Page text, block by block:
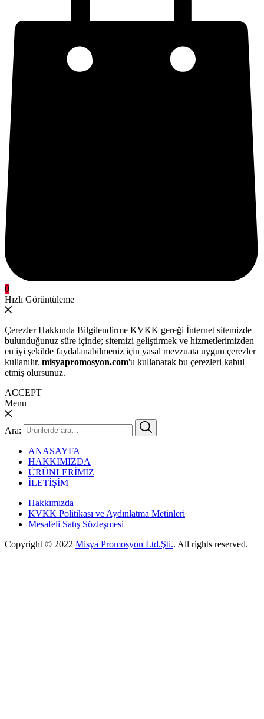
0
Hızlı Görüntüleme
Çerezler Hakkında Bilgilendirme KVKK gereği İnternet sitemizde
bulunduğunuz süre içinde; sitemizi geliştirmek ve hizmetlerimizden
en iyi şekilde faydalanabilmeniz için yasal mevzuata uygun çerezler
kullanılır. misyapromosyon.com'u kullanarak bu çerezleri kabul
etmiş olursunuz.
ACCEPT
Menu
Ara:
ANASAYFA
HAKKIMIZDA
ÜRÜNLERİMİZ
İLETİŞİM
Hakkımızda
KVKK Politikası ve Aydınlatma Metinleri
Mesafeli Satış Sözleşmesi
Copyright © 2022 Misya Promosyon Ltd.Şti.. All rights reserved.